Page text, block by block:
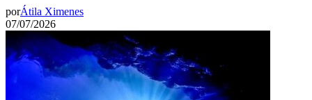
porÁtila Ximenes
07/07/2026